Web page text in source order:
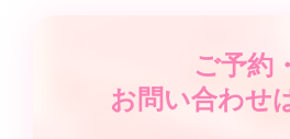
ご予約・
お問い合わせ